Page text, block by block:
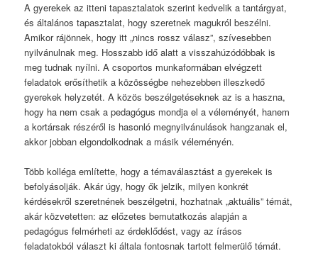
A gyerekek az itteni tapasztalatok szerint kedvelik a tantárgyat,
és általános tapasztalat, hogy szeretnek magukról beszélni.
Amikor rájönnek, hogy itt „nincs rossz válasz”, szívesebben
nyilvánulnak meg. Hosszabb idő alatt a visszahúzódóbbak is
meg tudnak nyílni. A csoportos munkaformában elvégzett
feladatok erősíthetik a közösségbe nehezebben illeszkedő
gyerekek helyzetét. A közös beszélgetéseknek az is a haszna,
hogy ha nem csak a pedagógus mondja el a véleményét, hanem
a kortársak részéről is hasonló megnyilvánulások hangzanak el,
akkor jobban elgondolkodnak a másik véleményén.
Több kolléga említette, hogy a témaválasztást a gyerekek is
befolyásolják. Akár úgy, hogy ők jelzik, milyen konkrét
kérdésekről szeretnének beszélgetni, hozhatnak „aktuális” témát,
akár közvetetten: az előzetes bemutatkozás alapján a
pedagógus felmérheti az érdeklődést, vagy az írásos
feladatokból választ ki általa fontosnak tartott felmerülő témát.